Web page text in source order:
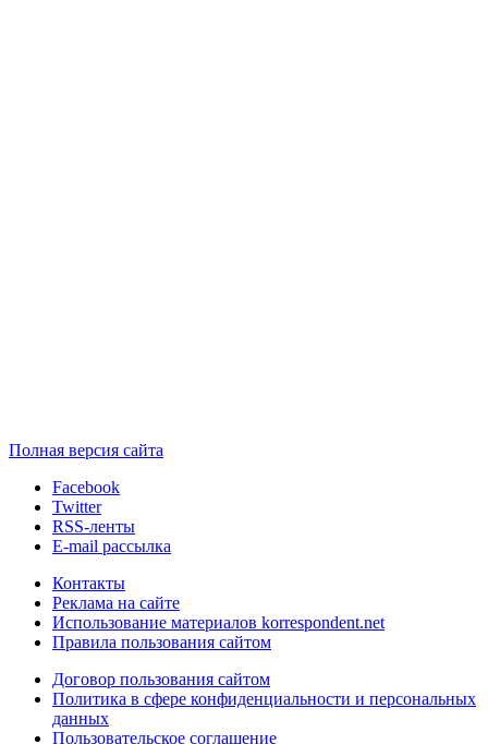
Полная версия сайта
Facebook
Twitter
RSS-ленты
E-mail рассылка
Контакты
Реклама на сайте
Использование материалов korrespondent.net
Правила пользования сайтом
Договор пользования сайтом
Политика в сфере конфиденциальности и персональных
данных
Пользовательское соглашение